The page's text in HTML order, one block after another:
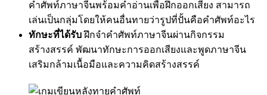
คำศัพท์ภาษาจีนพร้อมคำอ่านเพื่อฝึกออกเสียง สามารถ
เล่นเป็นกลุ่มโดยให้คนอื่นทายว่ารูปที่ปั้นคือคำศัพท์อะไร
ทักษะที่ได้รับฝึกจำคำศัพท์ภาษาจีนผ่านกิจกรรม
สร้างสรรค์ พัฒนาทักษะการออกเสียงและพูดภาษาจีน
เสริมกล้ามเนื้อมือและความคิดสร้างสรรค์